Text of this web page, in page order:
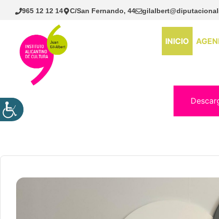
Saltar
965 12 12 14 C/San Fernando, 44
INICIO